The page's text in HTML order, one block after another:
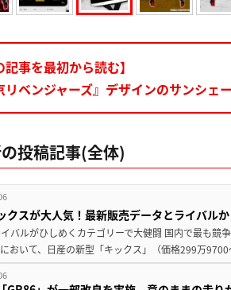
記事を最初から読む】
リベンジャーズ』デザインのサンシェ
投稿記事(全体)
クスが大人気！最新販売データとライバルか
バルがひしめくカテゴリーで大健闘 国内で最も競
おいて、日産の新型「キックス」（価格299万